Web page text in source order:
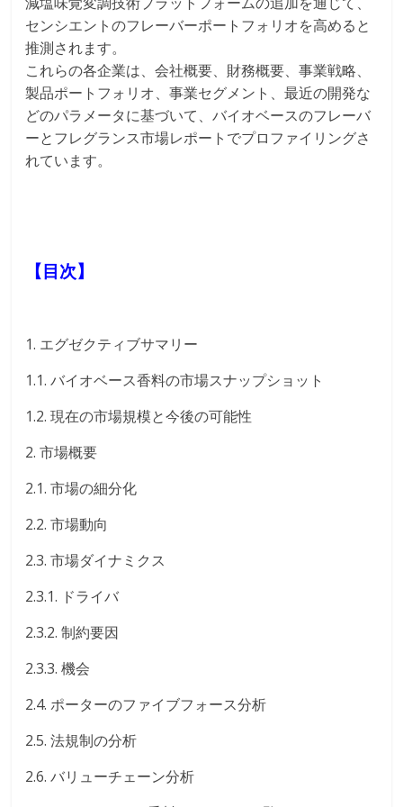
センシエントのフレーバーポートフォリオを高めると
推測されます。
これらの各企業は、会社概要、財務概要、事業戦略、
製品ポートフォリオ、事業セグメント、最近の開発な
どのパラメータに基づいて、バイオベースのフレーバ
ーとフレグランス市場レポートでプロファイリングさ
れています。
【目次】
1. エグゼクティブサマリー
1.1. バイオベース香料の市場スナップショット
1.2. 現在の市場規模と今後の可能性
2. 市場概要
2.1. 市場の細分化
2.2. 市場動向
2.3. 市場ダイナミクス
2.3.1. ドライバ
2.3.2. 制約要因
2.3.3. 機会
2.4. ポーターのファイブフォース分析
2.5. 法規制の分析
2.6. バリューチェーン分析